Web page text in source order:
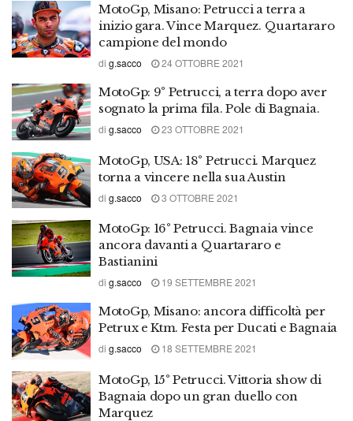
MotoGp, Misano: Petrucci a terra a
inizio gara. Vince Marquez. Quartararo
campione del mondo
di g.sacco 24 OTTOBRE 2021
MotoGp: 9° Petrucci, a terra dopo aver
sognato la prima fila. Pole di Bagnaia.
di g.sacco 23 OTTOBRE 2021
MotoGp, USA: 18° Petrucci. Marquez
torna a vincere nella sua Austin
di g.sacco 3 OTTOBRE 2021
MotoGp: 16° Petrucci. Bagnaia vince
ancora davanti a Quartararo e
Bastianini
di g.sacco 19 SETTEMBRE 2021
MotoGp, Misano: ancora difficoltà per
Petrux e Ktm. Festa per Ducati e Bagnaia
di g.sacco 18 SETTEMBRE 2021
MotoGp, 15° Petrucci. Vittoria show di
Bagnaia dopo un gran duello con
Marquez